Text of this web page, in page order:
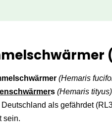
(Hemaris
s (Hemaris tityus)
als gefährdet
sein.